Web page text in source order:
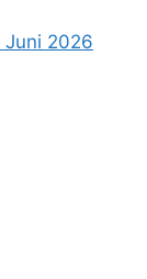
Juni 2026